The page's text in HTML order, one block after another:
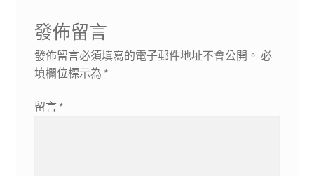
發佈留言
發佈留言必須填寫的電子郵件地址不會公開。 必
填欄位標示為 *
留言 *